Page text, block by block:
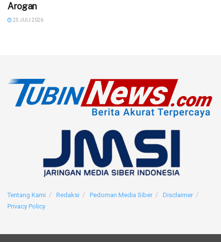
Arogan
25 JULI 2026
Tentang Kami Redaksi Pedoman Media Siber
Disclaimer
Privacy Policy